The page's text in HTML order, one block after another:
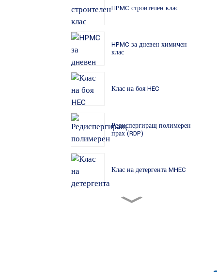
HPMC строителен клас
HPMC за дневен химичен
клас
Клас на боя HEC
Редиспергиращ полимерен
прах (RDP)
Клас на детергента MHEC